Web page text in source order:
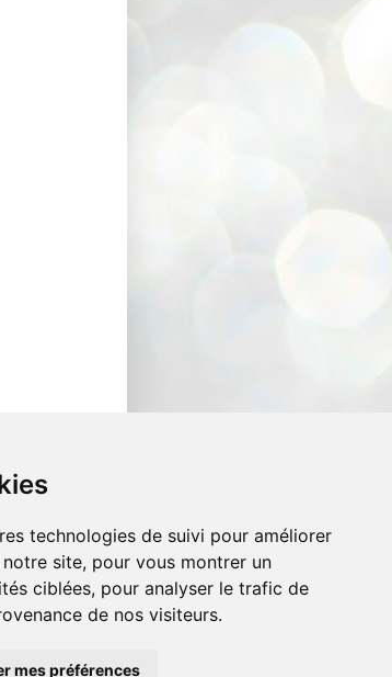
technologies de suivi pour améliorer
site, pour vous montrer un
ciblées, pour analyser le trafic de
de nos visiteurs.
mes préférences